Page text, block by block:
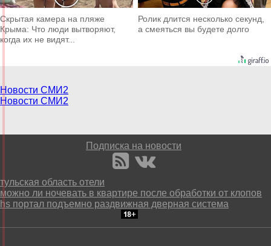
Скрытая камера на пляже
Крыма: Что люди вытворяют,
когда их не видят...
Ролик длится несколько секунд,
а смеяться вы будете долго
Новости СМИ2
Новости СМИ2
Подписка на новости
тульская область отели
можно ли ночевать в квартире после обработки от клопов
hs портал подъемно раздвижная дверная система